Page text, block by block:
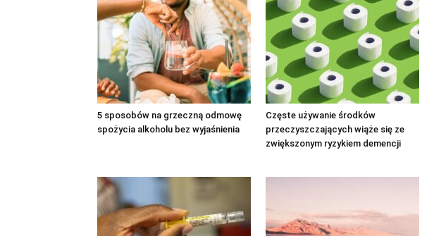
5 sposobów na grzeczną odmowę
spożycia alkoholu bez wyjaśnienia
Częste używanie środków
przeczyszczających wiąże się ze
zwiększonym ryzykiem demencji